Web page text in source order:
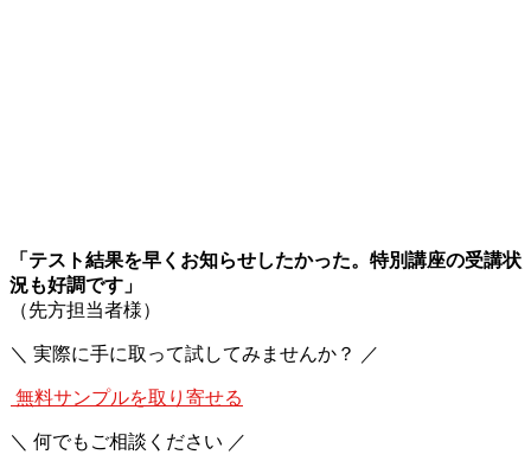
「テスト結果を早くお知らせしたかった。特別講座の受講状
況も好調です」
（先方担当者様）
＼ 実際に手に取って試してみませんか？ ／
無料サンプルを取り寄せる
＼ 何でもご相談ください ／